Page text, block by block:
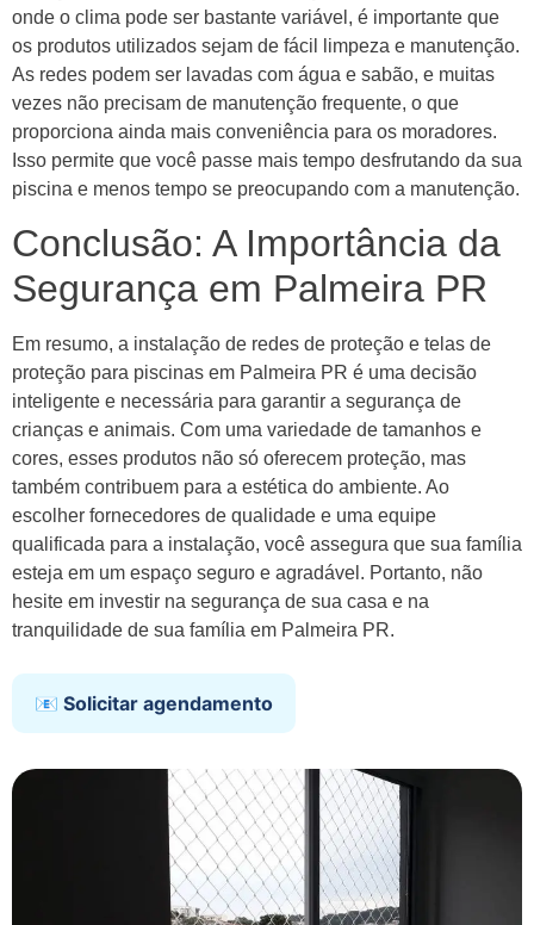
onde o clima pode ser bastante variável, é importante que
os produtos utilizados sejam de fácil limpeza e manutenção.
As redes podem ser lavadas com água e sabão, e muitas
vezes não precisam de manutenção frequente, o que
proporciona ainda mais conveniência para os moradores.
Isso permite que você passe mais tempo desfrutando da sua
piscina e menos tempo se preocupando com a manutenção.
Conclusão: A Importância da
Segurança em Palmeira PR
Em resumo, a instalação de redes de proteção e telas de
proteção para piscinas em Palmeira PR é uma decisão
inteligente e necessária para garantir a segurança de
crianças e animais. Com uma variedade de tamanhos e
cores, esses produtos não só oferecem proteção, mas
também contribuem para a estética do ambiente. Ao
escolher fornecedores de qualidade e uma equipe
qualificada para a instalação, você assegura que sua família
esteja em um espaço seguro e agradável. Portanto, não
hesite em investir na segurança de sua casa e na
tranquilidade de sua família em Palmeira PR.
📧 Solicitar agendamento